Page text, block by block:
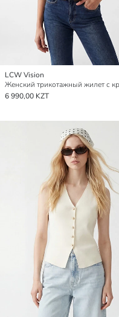
LCW Vision
6 990,00 KZT